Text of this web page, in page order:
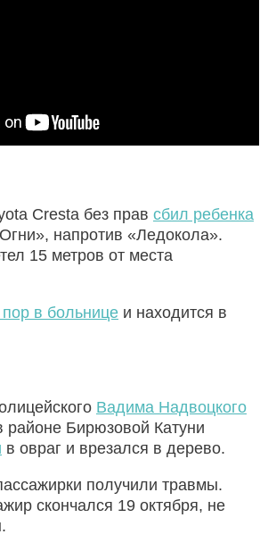
Cresta без прав сбил ребенка
напротив «Ледокола».
15 метров от места
в больнице и находится в
Вадима Надвоцкого
районе Бирюзовой Катуни
в овраг и врезался в дерево.
получили травмы.
скончался 19 октября, не